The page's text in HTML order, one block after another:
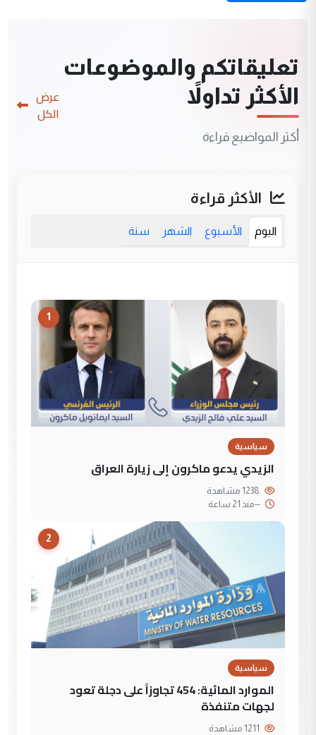
تعليقاتكم والموضوعات
الأكثر تداولاً
أكثر المواضيع قراءة
عرض
الكل
الأكثر قراءة
اليوم الأسبوع الشهر سنة
1
سياسية
الزيدي يدعو ماكرون إلى زيارة العراق
--منذ 21 ساعة
2
سياسية
الموارد المائية: 454 تجاوزاً على دجلة تعود
لجهات متنفذة